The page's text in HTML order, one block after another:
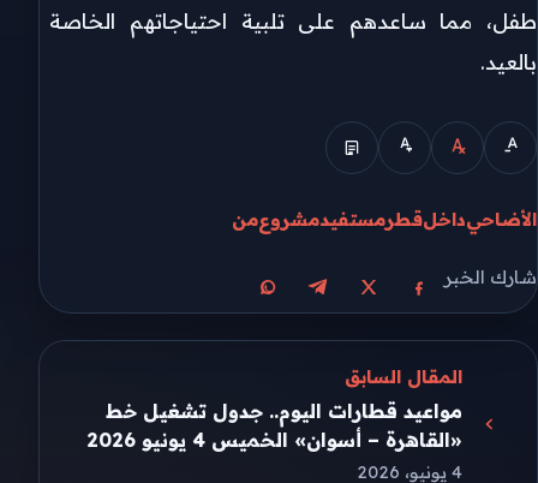
طفل، مما ساعدهم على تلبية احتياجاتهم الخاصة
بالعيد.
الأضاحيداخلقطرمستفيدمشروعمن
شارك الخبر
مشاركة على فيسبوك
مشاركة على Xمشاركة على تيليجرام
مشاركة على واتساب
المقال السابق
مواعيد قطارات اليوم.. جدول تشغيل خط
«القاهرة – أسوان» الخميس 4 يونيو 2026
4 يونيو، 2026